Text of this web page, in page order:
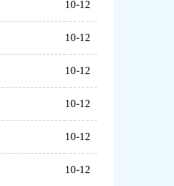
10-12
10-12
10-12
10-12
10-12
10-12